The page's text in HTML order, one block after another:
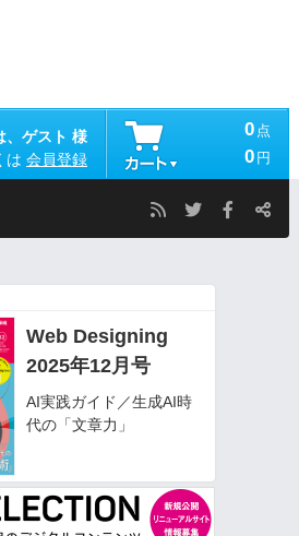
、ゲスト 様
は 会員登録
0 点
0 円
Web Designing
2025年12月号
AI実践ガイド／生成AI時
代の「文章力」